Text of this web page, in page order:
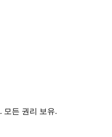
모든 권리 보유.